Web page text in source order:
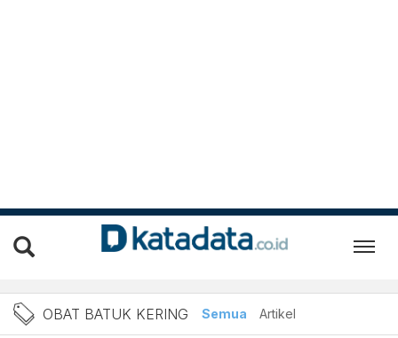
Berita Obat Batuk
OBAT BATUK KERING Semua Artikel